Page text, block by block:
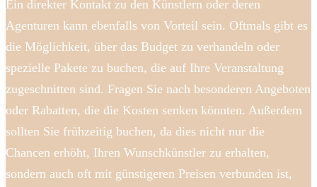
Ein direkter Kontakt zu den Künstlern oder deren
Agenturen kann ebenfalls von Vorteil sein. Oftmals gibt es
die Möglichkeit, über das Budget zu verhandeln oder
spezielle Pakete zu buchen, die auf Ihre Veranstaltung
zugeschnitten sind. Fragen Sie nach besonderen Angeboten
oder Rabatten, die die Kosten senken könnten. Außerdem
sollten Sie frühzeitig buchen, da dies nicht nur die
Chancen erhöht, Ihren Wunschkünstler zu erhalten,
sondern auch oft mit günstigeren Preisen verbunden ist,